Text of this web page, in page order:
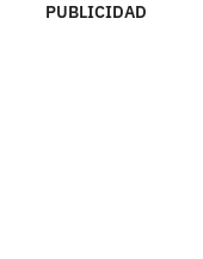
PUBLICIDAD